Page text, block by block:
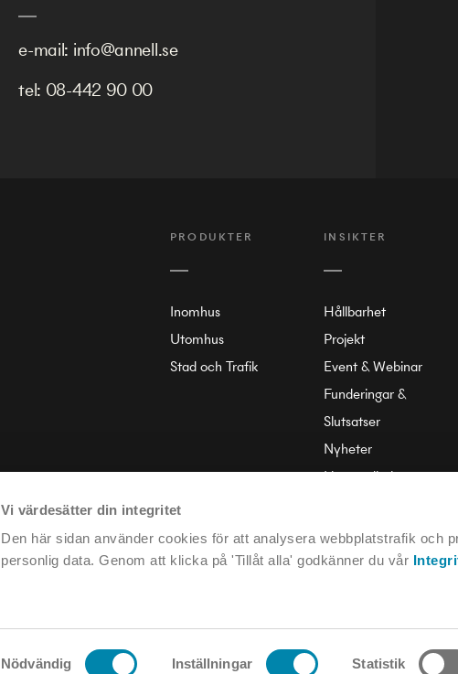
Vi värdesätter din integritet
Den här sidan använder cookies för att analysera webbplatstrafik och
personlig data. Genom att klicka på 'Tillåt alla' godkänner du vår
Samtyckesval
Nödvändig Inställningar Statistik
e-mail: info@annell.se
tel: 08-442 90 00
PRODUKTER
Inomhus
Utomhus
Stad och Trafik
INSIKTER
Hållbarhet
Projekt
Event & Webinar
Funderingar &
Slutsatser
Nyheter
Liten ordbok